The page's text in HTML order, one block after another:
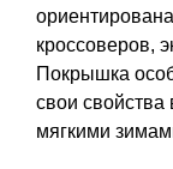
кроссоверов,
Покрышка
свои
мягкими